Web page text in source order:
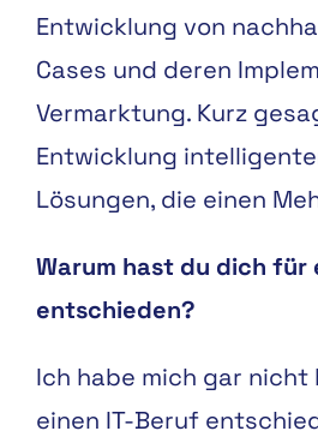
Entwicklung von
Cases und deren
Vermarktung. Kurz
Entwicklung
Lösungen, die einen
Warum hast du dich für
entschieden?
Ich habe mich gar
einen IT-Beruf